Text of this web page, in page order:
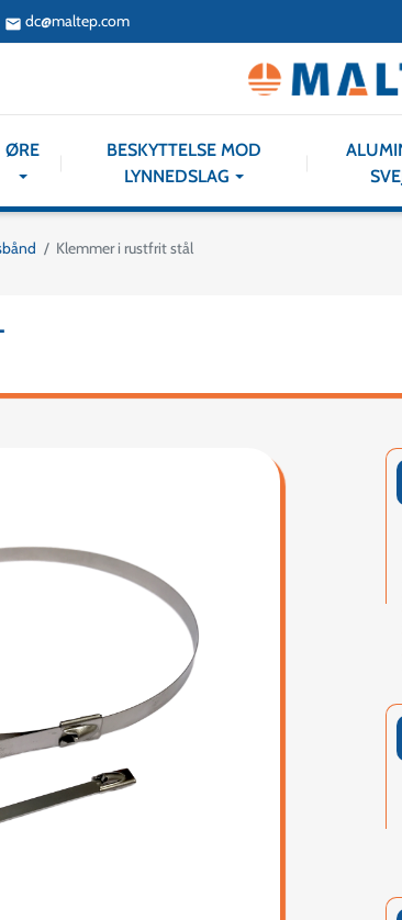
email dc@maltep.com
ØRE
BESKYTTELSE MOD
LYNNEDSLAG
Klemmer i rustfrit stål